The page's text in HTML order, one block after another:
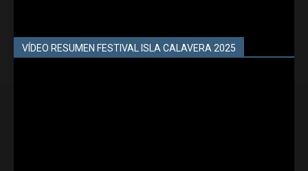
VÍDEO RESUMEN FESTIVAL ISLA CALAVERA 2025